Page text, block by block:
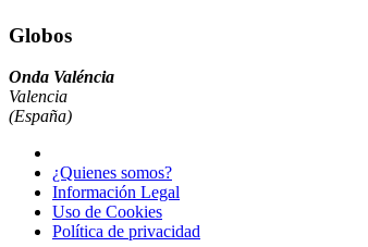
Globos
Onda Valéncia
Valencia
(España)
¿Quienes somos?
Información Legal
Uso de Cookies
Política de privacidad